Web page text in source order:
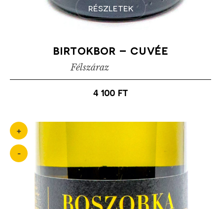
részletek
birtokbor – cuvée
Félszáraz
4 100 ft
+
-